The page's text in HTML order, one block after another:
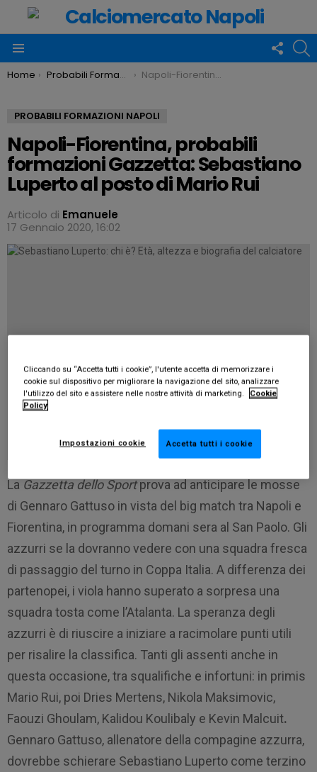
US
You are here:
Home Probabili Formazioni Napoli Napoli-Fiorentina, probabili formazioni Gazzetta: Sebastiano Luperto al posto di Mario Rui
PROBABILI FORMAZIONI NAPOLI
Napoli-Fiorentina, probabili
formazioni Gazzetta: Sebastiano
Luperto al posto di Mario Rui
Articolo di Emanuele
17 Gennaio 2020, 16:02
La Gazzetta dello Sportprova ad anticipare le mosse
di Gennaro Gattuso in vista del big match tra Napoli e
Fiorentina, in programma domani sera al San Paolo. Gli
azzurri se la dovranno vedere con una squadra fresca
di passaggio del turno in Coppa Italia. A differenza dei
partenopei, i viola hanno superato a sorpresa una
squadra tosta come l’Atalanta. La speranza degli
azzurri è di riuscire a iniziare a racimolare punti utili
per risalire la classifica. Tanti gli assenti anche in
questa occasione, tra squalifiche e infortuni: in primis
Mario Rui, poi Dries Mertens, Nikola Maksimovic,
Faouzi Ghoulam, Kalidou Koulibaly e Kevin Malcuit.
Gennaro Gattuso, allenatore della compagine azzurra,
dovrebbe schierare Sebastiano Luperto come terzino
Cliccando su “Accetta tutti i cookie”, l'utente accetta di memorizzare i
cookie sul dispositivo per migliorare la navigazione del sito, analizzare
l'utilizzo del sito e assistere nelle nostre attività di marketing.
Cookie
Policy
Accetta tutti i cookie
Impostazioni cookie